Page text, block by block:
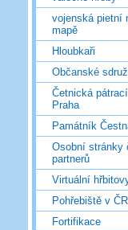
vojenská pietní
mapě
Hloubkaři
Občanské
Četnická
Praha
Památník
Osobní stránky
partnerů
Virtuální
Pohřebiště v ČR
Fortifikace